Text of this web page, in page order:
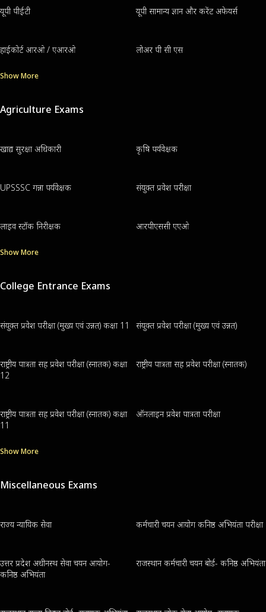
यूपी पीईटी यूपी सामान्य ज्ञान और करेंट अफेयर्स
हाईकोर्ट आरओ / एआरओ लोअर पी सी एस
Show More
Agriculture Exams
खाद्य सुरक्षा अधिकारी कृषि पर्यवेक्षक
UPSSSC गन्ना पर्यवेक्षक संयुक्त प्रवेश परीक्षा
लाइव स्टॉक निरीक्षक आरपीएससी एएओ
Show More
College Entrance Exams
संयुक्त प्रवेश परीक्षा (मुख्य एवं उन्नत) कक्षा 11 संयुक्त प्रवेश परीक्षा (मुख्य एवं उन्नत)
राष्ट्रीय पात्रता सह प्रवेश परीक्षा (स्नातक) कक्षा
12
राष्ट्रीय पात्रता सह प्रवेश परीक्षा (स्नातक)
राष्ट्रीय पात्रता सह प्रवेश परीक्षा (स्नातक) कक्षा
11
ऑनलाइन प्रवेश पात्रता परीक्षा
Show More
Miscellaneous Exams
राज्य न्यायिक सेवा कर्मचारी चयन आयोग कनिष्ठ अभियंता परीक्षा
उत्तर प्रदेश अधीनस्थ सेवा चयन आयोग-
कनिष्ठ अभियंता
राजस्थान कर्मचारी चयन बोर्ड- कनिष्ठ अभियंता